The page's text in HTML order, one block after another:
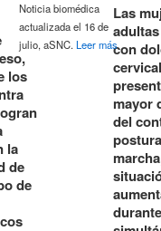
los
la
de
de
Noticia biomédica
actualizada el 16 de
julio, aSNC.Leer más
Las
con
cervical
mayor
del